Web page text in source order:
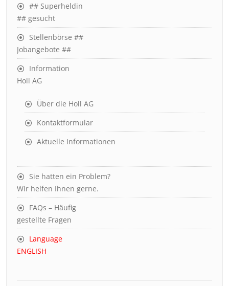
## Superheldin
## gesucht
Stellenbörse ##
Jobangebote ##
Information
Holl AG
Über die Holl AG
Kontaktformular
Aktuelle Informationen
Sie hatten ein Problem?
Wir helfen Ihnen gerne.
FAQs – Häufig
gestellte Fragen
Language
ENGLISH